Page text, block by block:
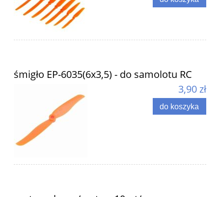
śmigło EP-6035(6x3,5) - do samolotu RC
3,90 zł
do koszyka